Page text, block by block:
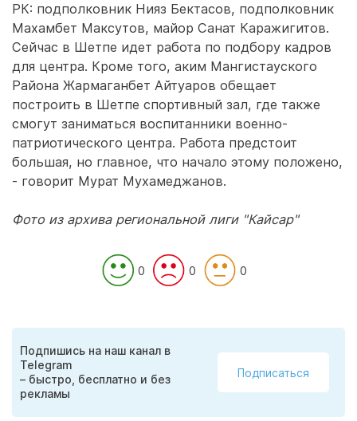
РК: подполковник Нияз Бектасов, подполковник
Махамбет Максутов, майор Санат Каражигитов.
Сейчас в Шетпе идет работа по подбору кадров
для центра. Кроме того, аким Мангистауского
Района Жармаганбет Айтуаров обещает
построить в Шетпе спортивный зал, где также
смогут заниматься воспитанники военно-
патриотического центра. Работа предстоит
большая, но главное, что начало этому положено,
- говорит Мурат Мухамеджанов.
Фото из архива региональной лиги "Кайсар"
0 0 0
Подпишись на наш канал в
Telegram
– быстро, бесплатно и без
рекламы
Подписаться